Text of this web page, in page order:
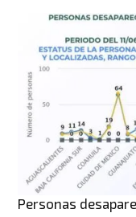
Personas